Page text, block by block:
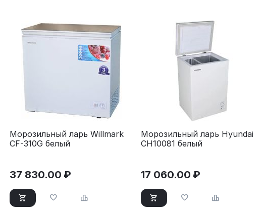
Морозильный ларь Willmark
CF-310G белый
37 830.00 ₽
Морозильный ларь Hyundai
CH10081 белый
17 060.00 ₽